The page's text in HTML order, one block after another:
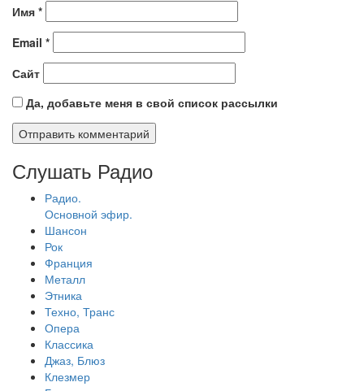
Имя *
Email *
Сайт
Да, добавьте меня в свой список рассылки
Слушать Радио
Радио.
Основной эфир.
Шансон
Рок
Франция
Металл
Этника
Техно, Транс
Опера
Классика
Джаз, Блюз
Клезмер